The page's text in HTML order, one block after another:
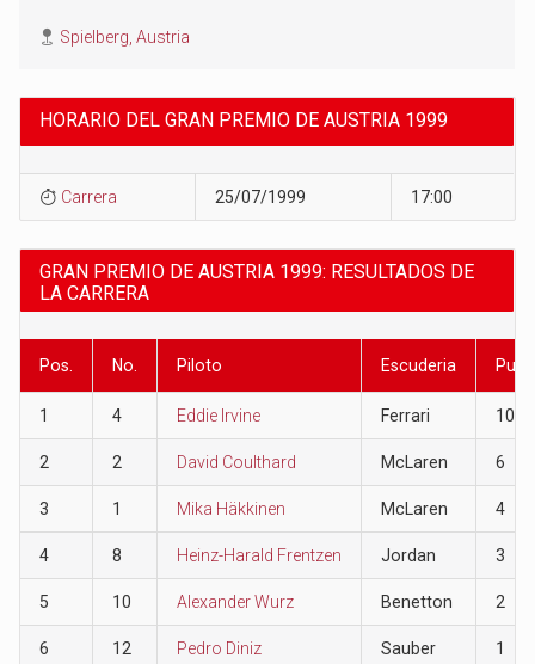
Spielberg, Austria
HORARIO DEL GRAN PREMIO DE AUSTRIA 1999
Carrera 25/07/1999 17:00
GRAN PREMIO DE AUSTRIA 1999: RESULTADOS DE
LA CARRERA
Pos. No. Piloto Escuderia
1 4 Eddie Irvine Ferrari 10
2 2 David Coulthard McLaren 6
3 1 Mika Häkkinen McLaren 4
4 8 Heinz-Harald Frentzen Jordan 3
5 10 Alexander Wurz Benetton 2
6 12 Pedro Diniz Sauber 1